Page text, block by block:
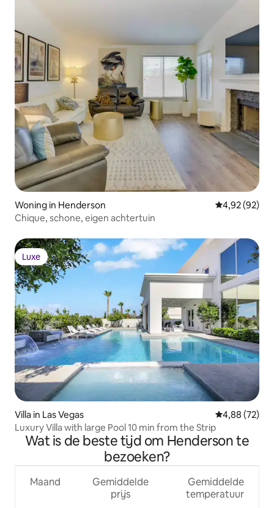
Woning in Henderson Gemiddelde
4,92 (92)
Chique, schone, eigen achtertuin
Luxe
Luxe
Villa in Las Vegas Gemiddelde
4,88 (72)
Luxury Villa with large Pool 10 min from the Strip
Wat is de beste tijd om Henderson te
bezoeken?
Maand
Gemiddelde
prijs
Gemiddelde
temperatuur